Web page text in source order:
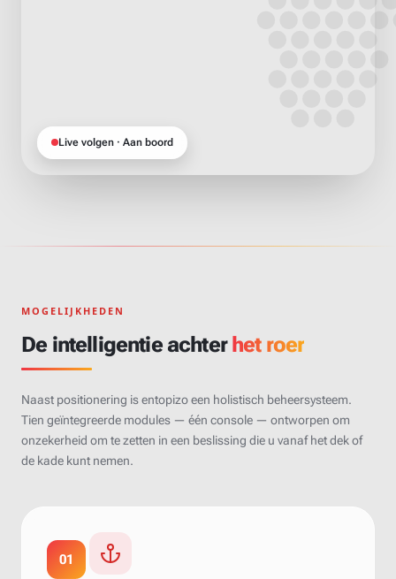
Live volgen · Aan boord
MOGELIJKHEDEN
De intelligentie achter het roer
Naast positionering is entopizo een holistisch beheersysteem.
Tien geïntegreerde modules — één console — ontworpen om
onzekerheid om te zetten in een beslissing die u vanaf het dek of
de kade kunt nemen.
01